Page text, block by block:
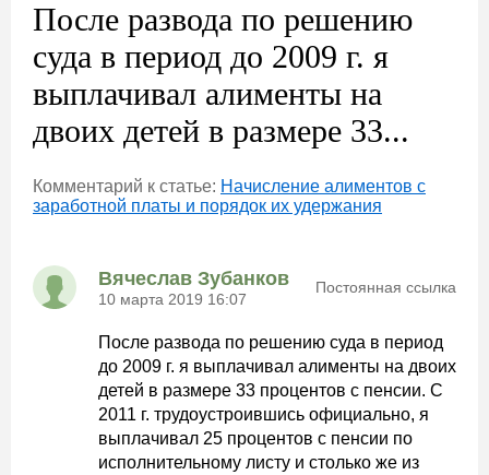
После развода по решению
суда в период до 2009 г. я
выплачивал алименты на
двоих детей в размере 33...
Комментарий к статье: Начисление алиментов с
заработной платы и порядок их удержания
Вячеслав Зубанков
10 марта 2019 16:07
Постоянная ссылка
После развода по решению суда в период
до 2009 г. я выплачивал алименты на двоих
детей в размере 33 процентов с пенсии. С
2011 г. трудоустроившись официально, я
выплачивал 25 процентов с пенсии по
исполнительному листу и столько же из